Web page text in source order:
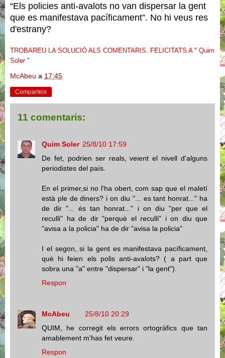
“Els policies anti-avalots no van dispersar la gent
que es manifestava pacíficament”. No hi veus res
d'estrany?
TROBAREU LA SOLUCIÓ ALS COMENTARIS. FELICITATS A " Quim
Soler "
McAbeu a 17:45
Comparteix
11 comentaris:
Quim Soler 25/8/10 17:59
De fet, podrien ser reals, veient el nivell d'alguns
periodistes del país.
En el primer,si no l'ha obert, com sap que el maletí
està ple de diners? i on diu "... es tant honrat..." ha
de dir "... és tan honrat..." i on diu "per que el
reculli" ha de dir "perquè el reculli" i on diu que
"avisa a la policia" ha de dir "avisa la policia"
I el segon, si la gent es manifestava pacíficament,
què hi feien els polis anti-avalots? ( a part que
sobra una "a" entre "dispersar" i "la gent").
Respon
McAbeu
25/8/10 20:29
QUIM, he corregit els errors ortogràfics que tan
amablement m'has fet veure.
Respon